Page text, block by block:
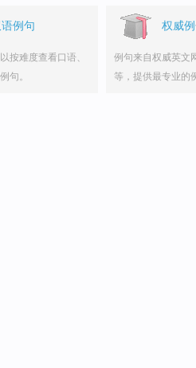
例句
按难度查看口语、
句。
权威
例句来自权威英文
等，提供最专业的